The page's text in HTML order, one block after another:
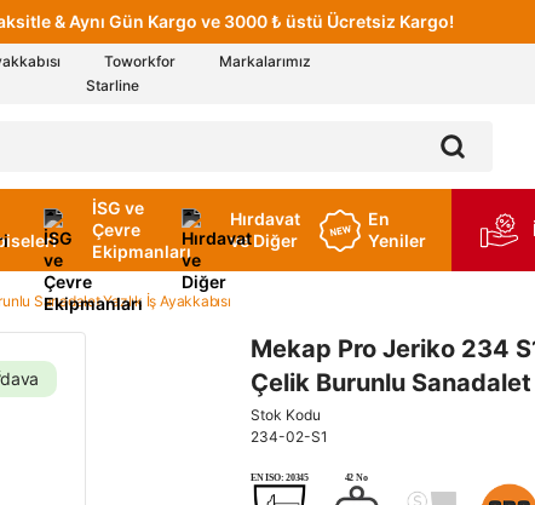
& Aynı Gün Kargo ve 3000 ₺ üstü Ücretsiz Kargo!
Toworkfor
Markalarımız
Starline
İSG ve
Çevre
Ekipmanları
Hırdavat
ve Diğer
En
Yeniler
Sanadalet Yazlık İş Ayakkabısı
Mekap Pro Jeriko 234
Çelik Burunlu Sanadalet
Stok Kodu
234-02-S1
EN ISO: 20345 42 No